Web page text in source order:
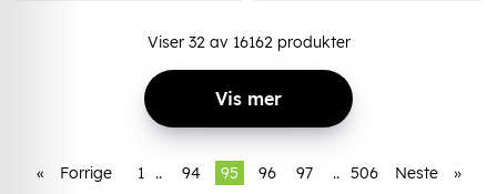
Viser 32av 16162produkter
Vis mer
« Forrige 1 .. 94 95 96 97 .. 506 Neste »